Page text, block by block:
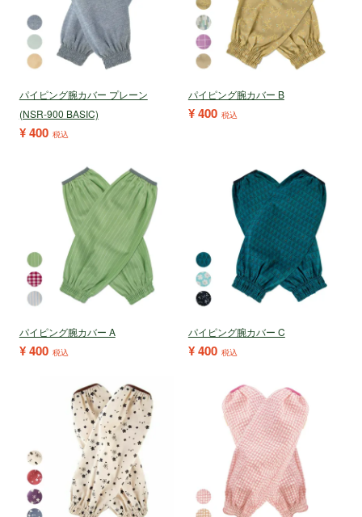
パイピング腕カバー プレーン
(NSR-900 BASIC)
¥400 税込
パイピング腕カバー B
¥400 税込
パイピング腕カバー A
¥400 税込
パイピング腕カバー C
¥400 税込